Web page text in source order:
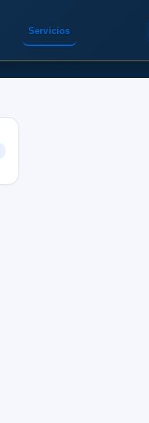
Servicios